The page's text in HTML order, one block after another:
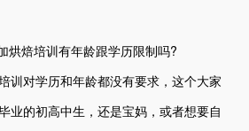
对学历和年龄都没有要求，这个大家
业的初高中生，还是宝妈，或者想要自